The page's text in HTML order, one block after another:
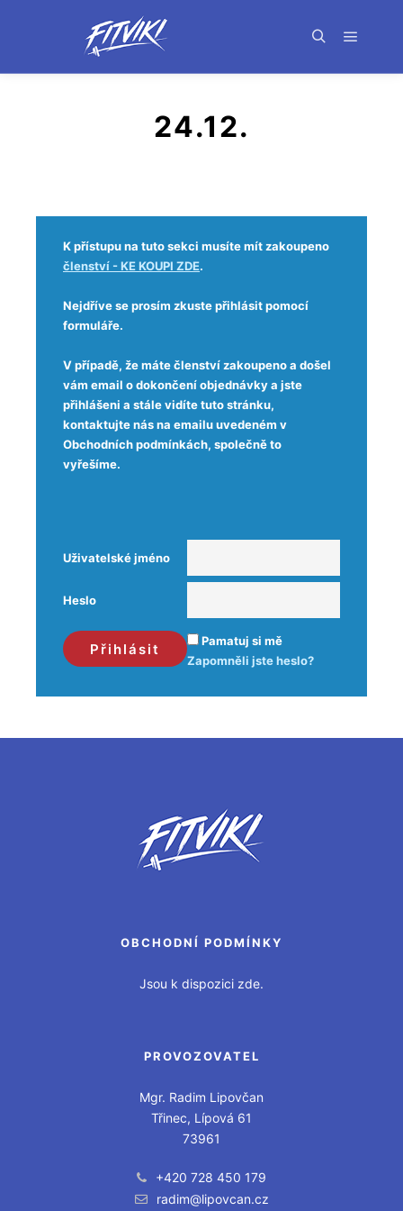
24.12.
K přístupu na tuto sekci musíte mít zakoupeno
členství - KE KOUPI ZDE.
Nejdříve se prosím zkuste přihlásit pomocí
formuláře.
V případě, že máte členství zakoupeno a došel
vám email o dokončení objednávky a jste
přihlášeni a stále vidíte tuto stránku,
kontaktujte nás na emailu uvedeném v
Obchodních podmínkách, společně to
vyřešíme.
Uživatelské jméno
Heslo
Pamatuj si mě
Zapomněli jste heslo?
OBCHODNÍ PODMÍNKY
Jsou k dispozici zde.
PROVOZOVATEL
Mgr. Radim Lipovčan
Třinec, Lípová 61
73961
+420 728 450 179
radim@lipovcan.cz